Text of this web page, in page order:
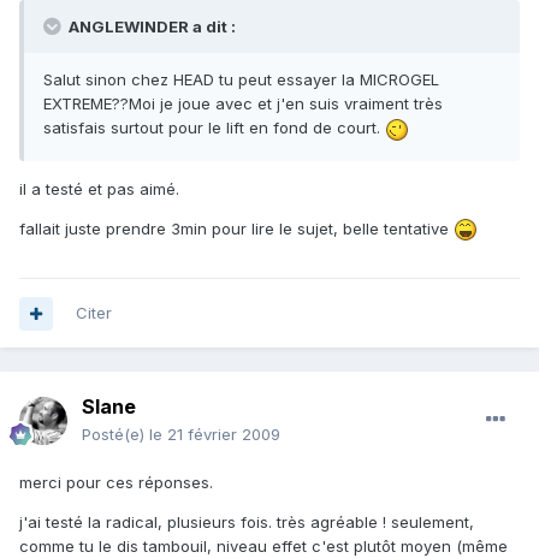
ANGLEWINDER a dit :
Salut sinon chez HEAD tu peut essayer la MICROGEL
EXTREME??Moi je joue avec et j'en suis vraiment très
satisfais surtout pour le lift en fond de court.
il a testé et pas aimé.
fallait juste prendre 3min pour lire le sujet, belle tentative
Citer
Slane
Posté(e) le 21 février 2009
merci pour ces réponses.
j'ai testé la radical, plusieurs fois. très agréable ! seulement,
comme tu le dis tambouil, niveau effet c'est plutôt moyen (même